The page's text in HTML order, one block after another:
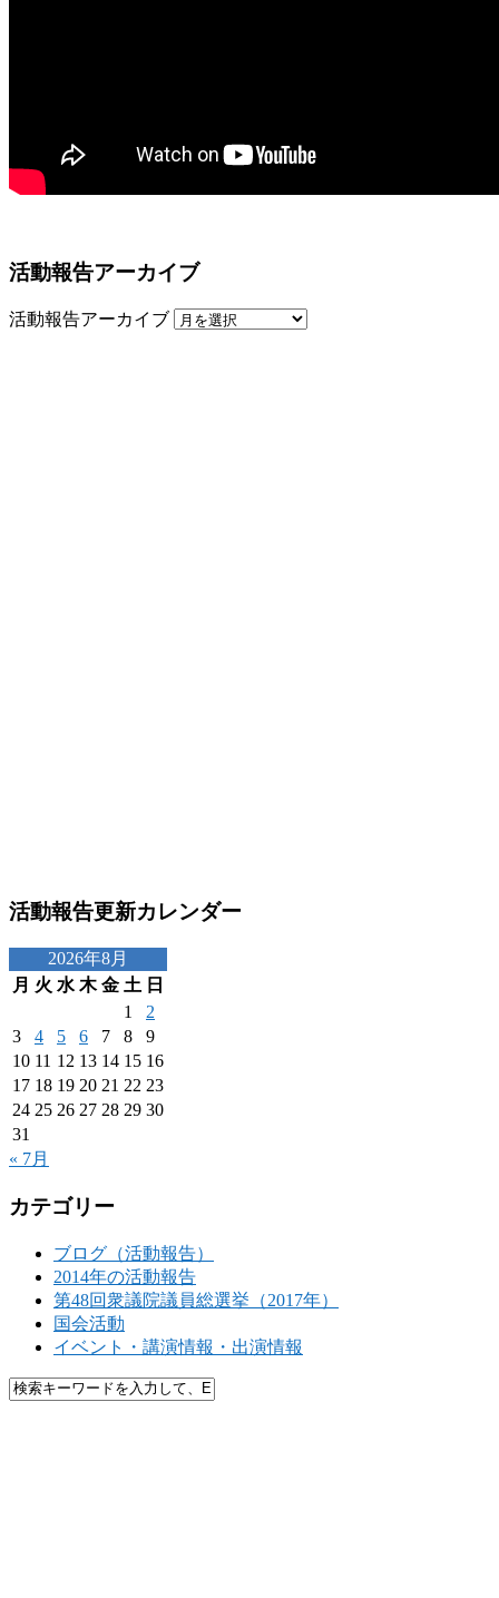
活動報告アーカイブ
活動報告アーカイブ
活動報告更新カレンダー
2026年8月
月 火 水 木 金 土 日
1
2
3
4 5 6 7 8
9
10 11 12 13 14 15 16
17 18 19 20 21 22 23
24 25 26 27 28 29 30
31
« 7月
カテゴリー
ブログ（活動報告）
2014年の活動報告
第48回衆議院議員総選挙（2017年）
国会活動
イベント・講演情報・出演情報